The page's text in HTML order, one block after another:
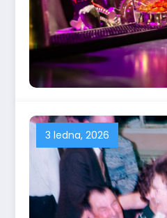
3 ledna, 2026